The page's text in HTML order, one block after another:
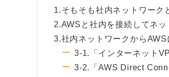
1.そもそも社内ネットワーク
2.AWSと社内を接続してネ
3.社内ネットワークから
3-1.「インターネット
3-2.「AWS Direct